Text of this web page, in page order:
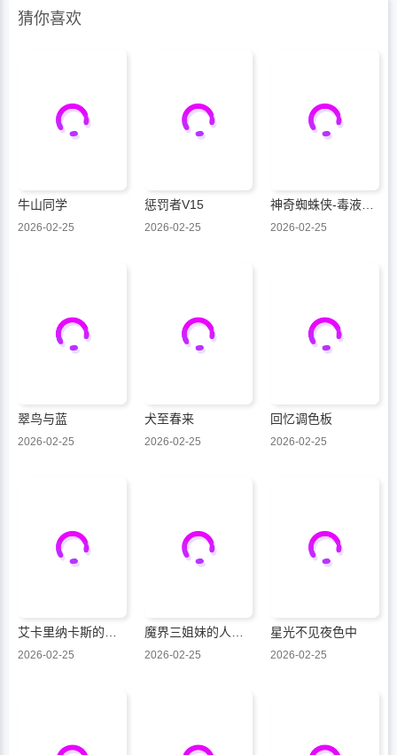
猜你喜欢
牛山同学
2026-02-25
惩罚者V15
2026-02-25
神奇蜘蛛侠-毒液：死亡螺旋
2026-02-25
翠鸟与蓝
2026-02-25
犬至春来
2026-02-25
回忆调色板
2026-02-25
艾卡里纳卡斯的热海发现传
2026-02-25
魔界三姐妹的人间大调查
2026-02-25
星光不见夜色中
2026-02-25